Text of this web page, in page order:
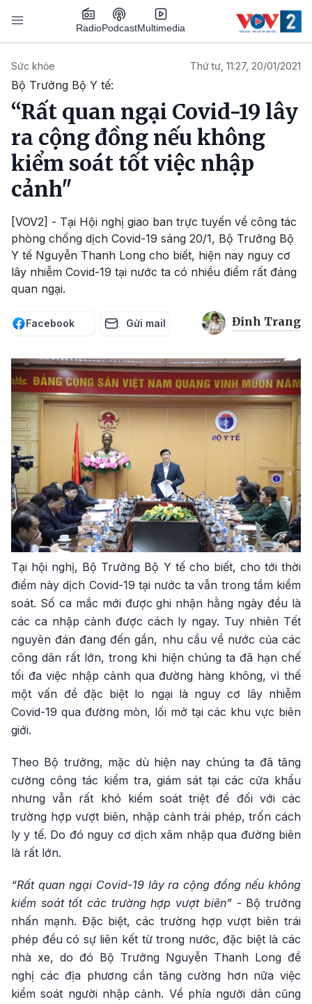
Nhảy đến nội dung
RadioPodcastMultimedia
Sức khỏe Thứ tư, 11:27, 20/01/2021
Bộ Trưởng Bộ Y tế:
“Rất quan ngại Covid-19 lây
ra cộng đồng nếu không
kiểm soát tốt việc nhập
cảnh"
[VOV2] - Tại Hội nghị giao ban trực tuyến về công tác
phòng chống dịch Covid-19 sáng 20/1, Bộ Trưởng Bộ
Y tế Nguyễn Thanh Long cho biết, hiện nay nguy cơ
lây nhiễm Covid-19 tại nước ta có nhiều điểm rất đáng
quan ngại.
Facebook Gửi mail Đinh Trang
Tại hội nghị, Bộ Trưởng Bộ Y tế cho biết, cho tới thời
điểm này dịch Covid-19 tại nước ta vẫn trong tầm kiểm
soát. Số ca mắc mới được ghi nhận hằng ngày đều là
các ca nhập cảnh được cách ly ngay. Tuy nhiên Tết
nguyên đán đang đến gần, nhu cầu về nước của các
công dân rất lớn, trong khi hiện chúng ta đã hạn chế
tối đa việc nhập cảnh qua đường hàng không, vì thế
một vấn đề đặc biệt lo ngại là nguy cơ lây nhiễm
Covid-19 qua đường mòn, lối mở tại các khu vực biên
giới.
Theo Bộ trưởng, mặc dù hiện nay chúng ta đã tăng
cường công tác kiểm tra, giám sát tại các cửa khẩu
nhưng vẫn rất khó kiểm soát triệt để đối với các
trường hợp vượt biên, nhập cảnh trái phép, trốn cách
ly y tế. Do đó nguy cơ dịch xâm nhập qua đường biên
là rất lớn.
“Rất quan ngại Covid-19 lây ra cộng đồng nếu không
kiểm soát tốt các trường hợp vượt biên”- Bộ trưởng
nhấn mạnh. Đặc biệt, các trường hợp vượt biên trái
phép đều có sự liên kết từ trong nước, đặc biệt là các
nhà xe, do đó Bộ Trưởng Nguyễn Thanh Long đề
nghị các địa phương cần tăng cường hơn nữa việc
kiểm soát người nhập cảnh. Về phía người dân cũng